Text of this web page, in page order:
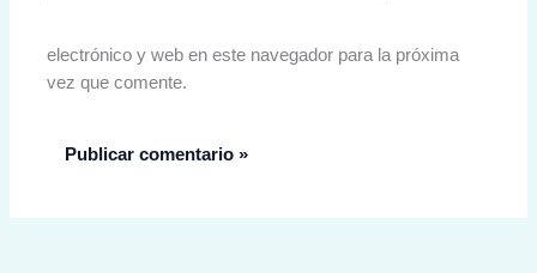
electrónico y web en este navegador para la próxima
vez que comente.